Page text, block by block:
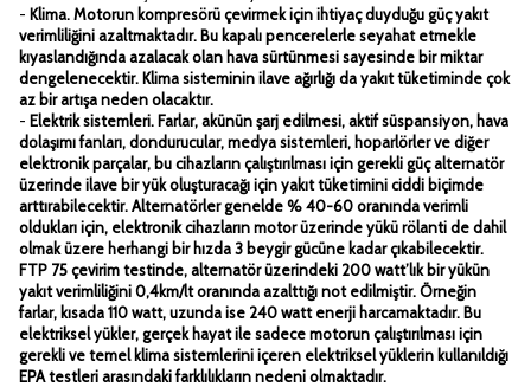
- Klima. Motorun kompresörü çevirmek için ihtiyaç duyduğu güç yakıt
verimliliğini azaltmaktadır. Bu kapalı pencerelerle seyahat etmekle
kıyaslandığında azalacak olan hava sürtünmesi sayesinde bir miktar
dengelenecektir. Klima sisteminin ilave ağırlığı da yakıt tüketiminde çok
az bir artışa neden olacaktır.
- Elektrik sistemleri. Farlar, akünün şarj edilmesi, aktif süspansiyon, hava
dolaşımı fanları, dondurucular, medya sistemleri, hoparlörler ve diğer
elektronik parçalar, bu cihazların çalıştırılması için gerekli güç alternatör
üzerinde ilave bir yük oluşturacağı için yakıt tüketimini ciddi biçimde
arttırabilecektir. Alternatörler genelde % 40-60 oranında verimli
oldukları için, elektronik cihazların motor üzerinde yükü rölanti de dahil
olmak üzere herhangi bir hızda 3 beygir gücüne kadar çıkabilecektir.
FTP 75 çevirim testinde, alternatör üzerindeki 200 watt’lık bir yükün
yakıt verimliliğini 0,4km/lt oranında azalttığı not edilmiştir. Örneğin
farlar, kısada 110 watt, uzunda ise 240 watt enerji harcamaktadır. Bu
elektriksel yükler, gerçek hayat ile sadece motorun çalıştırılması için
gerekli ve temel klima sistemlerini içeren elektriksel yüklerin kullanıldığı
EPA testleri arasındaki farklılıkların nedeni olmaktadır.